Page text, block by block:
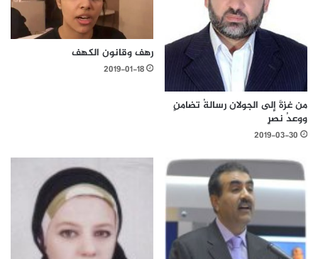
من غزةَ إلى الجولان رسالةُ تضامنٍ
ووعدُ نصرٍ
2019-03-30
رهف وقانون الكهف
2019-01-18